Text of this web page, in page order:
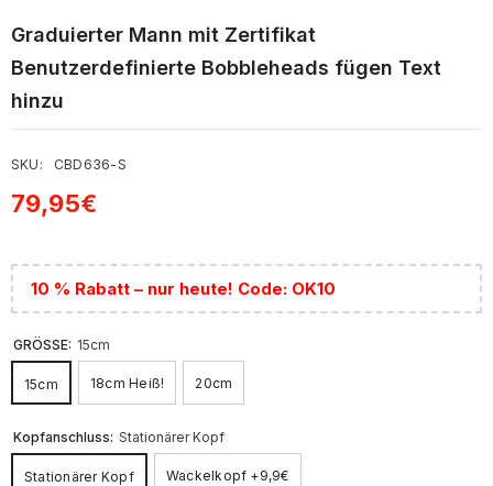
Graduierter Mann mit Zertifikat
Benutzerdefinierte Bobbleheads fügen Text
hinzu
SKU: CBD636-S
79,95€
10 % Rabatt – nur heute! Code: OK10
GRÖSSE: 15cm
15cm 18cm Heiß! 20cm
Kopfanschluss: Stationärer Kopf
Stationärer Kopf Wackelkopf +9,9€